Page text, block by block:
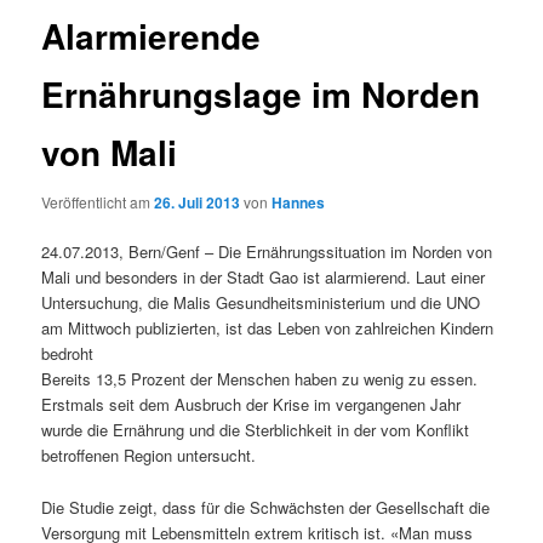
Alarmierende
Ernährungslage im Norden
von Mali
Veröffentlicht am26. Juli 2013vonHannes
24.07.2013, Bern/Genf – Die Ernährungssituation im Norden von
Mali und besonders in der Stadt Gao ist alarmierend. Laut einer
Untersuchung, die Malis Gesundheitsministerium und die UNO
am Mittwoch publizierten, ist das Leben von zahlreichen Kindern
bedroht
Bereits 13,5 Prozent der Menschen haben zu wenig zu essen.
Erstmals seit dem Ausbruch der Krise im vergangenen Jahr
wurde die Ernährung und die Sterblichkeit in der vom Konflikt
betroffenen Region untersucht.
Die Studie zeigt, dass für die Schwächsten der Gesellschaft die
Versorgung mit Lebensmitteln extrem kritisch ist. «Man muss